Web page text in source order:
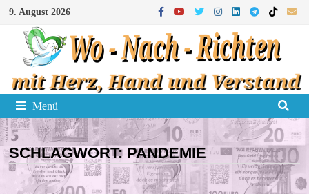
Zum
Inhalt
springen
9. August 2026
Menü
SCHLAGWORT: PANDEMIE